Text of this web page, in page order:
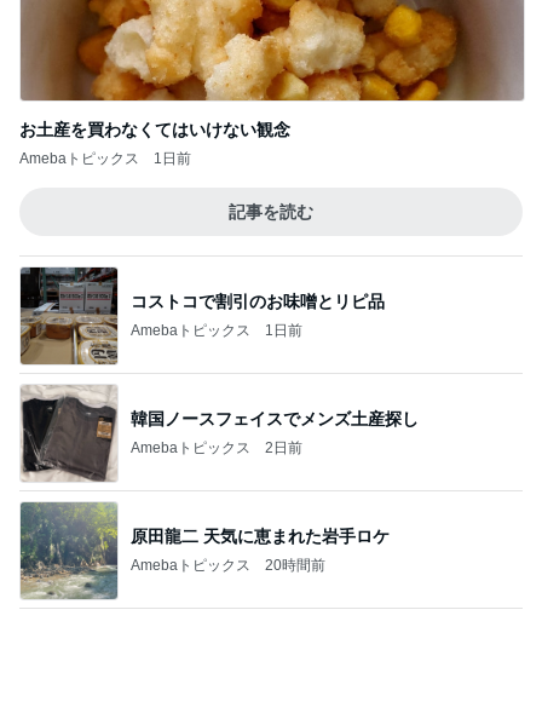
コストコで割引のお味噌とリピ品
Amebaトピックス 1日前
Amebaトピックス 2日前
原田龍二 天気に恵まれた岩手ロケ
Amebaトピックス 20時間前
真夏の動物園で役立った暑さ対策
Amebaトピックス 21時間前